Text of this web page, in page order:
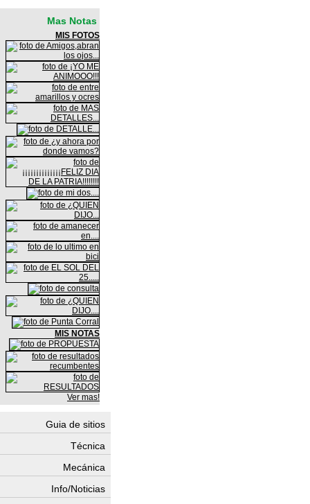
Mas Notas
MIS FOTOS
MIS NOTAS
Ver mas!
Guia de sitios
Técnica
Mecánica
Info/Noticias